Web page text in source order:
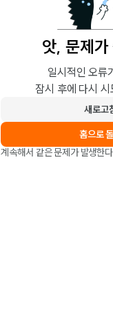
앗, 문제
일시적인 오류
잠시 후에 다시
새로고
홈으로
계속해서 같은 문제가 발생한